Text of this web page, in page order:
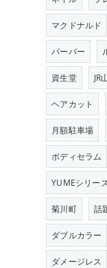
マクドナルド
バーバー
資生堂 JR
ヘアカット
月額駐車場
ボディセラム
YUMEシリー
菊川町 話
ダブルカラー
ダメージレス